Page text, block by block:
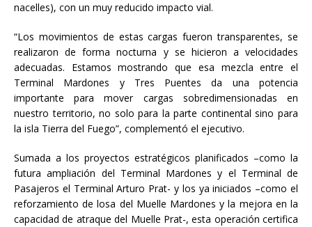
nacelles), con un muy reducido impacto vial.
“Los movimientos de estas cargas fueron transparentes, se
realizaron de forma nocturna y se hicieron a velocidades
adecuadas. Estamos mostrando que esa mezcla entre el
Terminal Mardones y Tres Puentes da una potencia
importante para mover cargas sobredimensionadas en
nuestro territorio, no solo para la parte continental sino para
la isla Tierra del Fuego”, complementó el ejecutivo.
Sumada a los proyectos estratégicos planificados –como la
futura ampliación del Terminal Mardones y el Terminal de
Pasajeros el Terminal Arturo Prat- y los ya iniciados –como el
reforzamiento de losa del Muelle Mardones y la mejora en la
capacidad de atraque del Muelle Prat-, esta operación certifica